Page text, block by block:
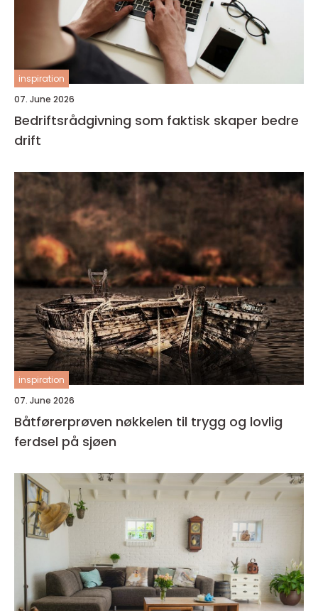
inspiration
07. June 2026
Bedriftsrådgivning som faktisk skaper bedre
drift
inspiration
07. June 2026
Båtførerprøven nøkkelen til trygg og lovlig
ferdsel på sjøen